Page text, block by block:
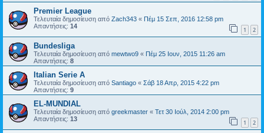
Premier League
Τελευταία δημοσίευση από Zach343 « Πέμ 15 Σεπ, 2016 12:58 pm
Απαντήσεις: 14 1 2
Βundesliga
Τελευταία δημοσίευση από mewtwo9 « Πέμ 25 Ιουν, 2015 11:26 am
Απαντήσεις: 8
Italian Serie A
Τελευταία δημοσίευση από Santiago « Σάβ 18 Απρ, 2015 4:22 pm
Απαντήσεις: 9
EL-MUNDIAL
Τελευταία δημοσίευση από greekmaster « Τετ 30 Ιούλ, 2014 2:00 pm
Απαντήσεις: 13 1 2